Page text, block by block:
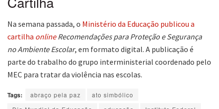
Na semana passada, o Ministério da Educação publicou a
cartilha online Recomendações para Proteção e Segurança
no Ambiente Escolar, em formato digital. A publicação é
parte do trabalho do grupo interministerial coordenado pelo
MEC para tratar da violência nas escolas.
Tags: abraço pela paz
ato simbólico